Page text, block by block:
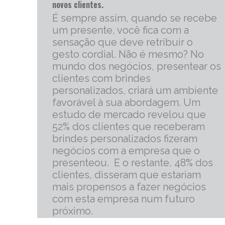
novos clientes.
É sempre assim, quando se recebe
um presente, você fica com a
sensação que deve retribuir o
gesto cordial. Não é mesmo? No
mundo dos negócios, presentear os
clientes com brindes
personalizados, criará um ambiente
favorável à sua abordagem. Um
estudo de mercado revelou que
52% dos clientes que receberam
brindes personalizados fizeram
negócios com a empresa que o
presenteou. E o restante, 48% dos
clientes, disseram que estariam
mais propensos a fazer negócios
com esta empresa num futuro
próximo.